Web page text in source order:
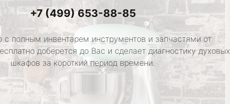
+7 (499) 653-88-85
полным инвентарем инструментов и запчастями от
доберется до Вас и сделает диагностику духовых
шкафов за короткий период времени.